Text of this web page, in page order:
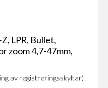
LPR, Bullet,
zoom 4,7-47mm,
av registreringsskyltar) ,